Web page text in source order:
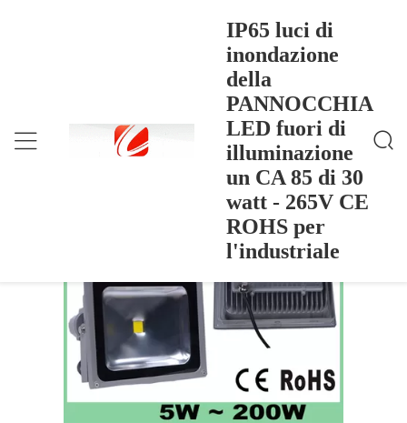
IP65 luci di
inondazione
della
PANNOCCHIA
LED fuori di
illuminazione
un CA 85 di 30
watt - 265V CE
ROHS per
l'industriale
IP65 Luci Di Inondazione Della PANNOCCHIA LE
IP65 luci di inondazione della
PANNOCCHIA LED fuori di
illuminazione un CA 85 di 30 watt -
265V CE ROHS per l'industriale